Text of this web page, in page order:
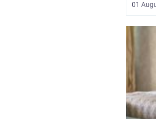
hurtig
livets
sige
01